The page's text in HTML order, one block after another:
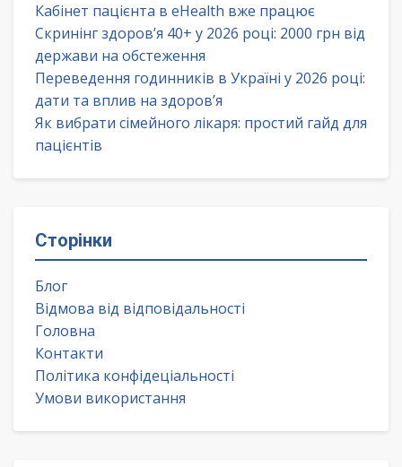
Кабінет пацієнта в eHealth вже працює
Скринінг здоров’я 40+ у 2026 році: 2000 грн від
держави на обстеження
Переведення годинників в Україні у 2026 році:
дати та вплив на здоров’я
Як вибрати сімейного лікаря: простий гайд для
пацієнтів
Сторінки
Блог
Відмова від відповідальності
Головна
Контакти
Політика конфідеціальності
Умови використання